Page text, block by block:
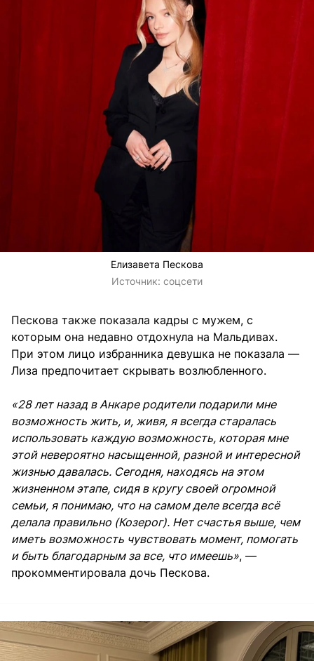
Елизавета Пескова
Источник: соцсети
Пескова также показала кадры с мужем, с
которым она недавно отдохнула на Мальдивах.
При этом лицо избранника девушка не показала —
Лиза предпочитает скрывать возлюбленного.
«28 лет назад в Анкаре родители подарили мне
возможность жить, и, живя, я всегда старалась
использовать каждую возможность, которая мне
этой невероятно насыщенной, разной и интересной
жизнью давалась. Сегодня, находясь на этом
жизненном этапе, сидя в кругу своей огромной
семьи, я понимаю, что на самом деле всегда всё
делала правильно (Козерог). Нет счастья выше, чем
иметь возможность чувствовать момент, помогать
и быть благодарным за все, что имеешь», —
прокомментировала дочь Пескова.